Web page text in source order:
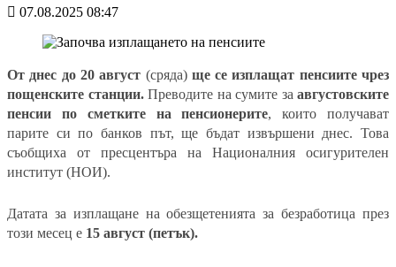
07.08.2025 08:47
От днес до 20 август (сряда) ще се изплащат пенсиите чрез
пощенските станции.Преводите на сумите заавгустовските
пенсии по сметките на пенсионерите, които получават
парите си по банков път, ще бъдат извършени днес. Това
съобщиха от пресцентъра на Националния осигурителен
институт (НОИ).
Датата за изплащане на обезщетенията за безработица през
този месец е 15 август (петък).